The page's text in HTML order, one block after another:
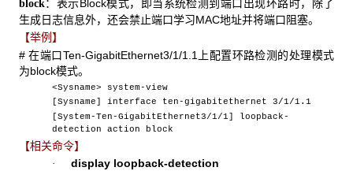
block：表示Block模式，即当系统检测到端口出现环路时，除了
生成日志信息外，还会禁止端口学习MAC地址并将端口阻塞。
【举例】
# 在端口Ten-GigabitEthernet3/1/1.1上配置环路检测的处理模式
为block模式。
<Sysname> system-view
[Sysname] interface ten-gigabitethernet 3/1/1.1
[System-Ten-GigabitEthernet3/1/1] loopback-
detection action block
【相关命令】
· display loopback-detection